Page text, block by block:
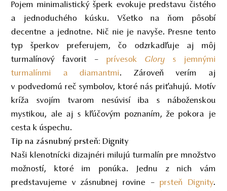
Pojem minimalistický šperk evokuje predstavu čistého
a jednoduchého kúsku. Všetko na ňom pôsobí
decentne a jednotne. Nič nie je navyše. Presne tento
typ šperkov preferujem, čo odzrkadľuje aj môj
turmalínový favorit – prívesok Glory s jemnými
turmalínmi a diamantmi. Zároveň verím aj
v podvedomú reč symbolov, ktoré nás priťahujú. Motív
kríža svojím tvarom nesúvisí iba s náboženskou
mystikou, ale aj s kľúčovým poznaním, že pokora je
cesta k úspechu.
Tip na zásnubný prsteň: Dignity
Naši klenotnícki dizajnéri milujú turmalín pre množstvo
možností, ktoré im ponúka. Jednu z nich vám
predstavujeme v zásnubnej rovine –prsteň Dignity.